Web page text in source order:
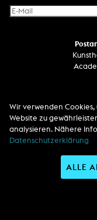
Zentrale /
Wachdienst / Security
Wir verwenden
Website zu
analysieren. Nähere
Datenschutzerklärung
ALLE